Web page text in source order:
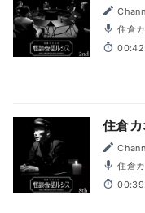
住倉
住倉
住倉